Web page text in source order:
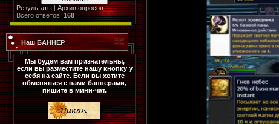
Результаты | Архив опросов
Всего ответов: 168
Наш БАННЕР
Мы будем вам признательны,
если вы разместите нашу кнопку у
себя на сайте. Если вы хотите
обменяться с нами баннерами,
пишите в мини-чат.